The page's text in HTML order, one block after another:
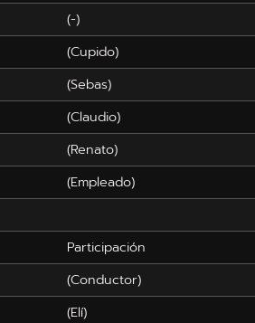
(-)
(Cupido)
(Sebas)
(Claudio)
(Renato)
(Empleado)
Participación
(Conductor)
(Elí)